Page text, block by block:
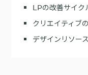
社内外のデータを統
収益化
Developer Portal
よくある質問
LPの改善サイク
クリエイティブ
デザインリソー